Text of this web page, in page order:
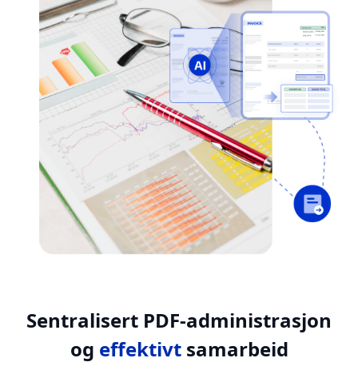
Sentralisert PDF-administrasjon
og effektivtsamarbeid